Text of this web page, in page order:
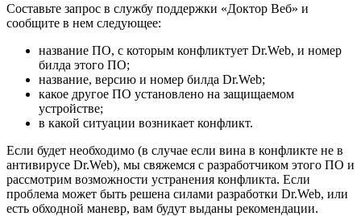
Составьте запрос в службу поддержки «Доктор Веб» и
сообщите в нем следующее:
название ПО, с которым конфликтует Dr.Web, и номер
билда этого ПО;
название, версию и номер билда Dr.Web;
какое другое ПО установлено на защищаемом
устройстве;
в какой ситуации возникает конфликт.
Если будет необходимо (в случае если вина в конфликте не в
антивирусе Dr.Web), мы свяжемся с разработчиком этого ПО и
рассмотрим возможности устранения конфликта. Если
проблема может быть решена силами разработки Dr.Web, или
есть обходной маневр, вам будут выданы рекомендации.